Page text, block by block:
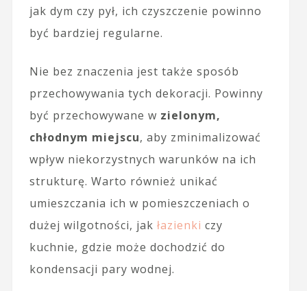
jak dym czy pył, ich czyszczenie powinno
być bardziej regularne.
Nie bez znaczenia jest także sposób
przechowywania tych dekoracji. Powinny
być przechowywane w zielonym,
chłodnym miejscu, aby zminimalizować
wpływ niekorzystnych warunków na ich
strukturę. Warto również unikać
umieszczania ich w pomieszczeniach o
dużej wilgotności, jak łazienki czy
kuchnie, gdzie może dochodzić do
kondensacji pary wodnej.